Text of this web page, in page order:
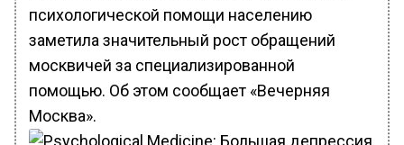
психологической помощи населению
заметила значительный рост обращений
москвичей за специализированной
помощью. Об этом сообщает «Вечерняя
Москва».